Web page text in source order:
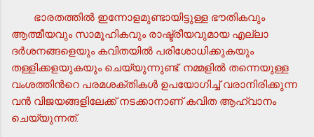
ഭാരതത്തില്‍ ഇന്നോളമുണ്ടായിട്ടുള്ള ഭൗതികവും
ആത്മീയവും സാമൂഹികവും രാഷ്ട്രീയവുമായ എല്ലാ
ദര്‍ശനങ്ങളെയും കവിതയില്‍ പരിശോധിക്കുകയും
തള്ളിക്കളയുകയും ചെയ്യുന്നുണ്ട്. നമ്മളില്‍ തന്നെയുള്ള
വംശത്തിന്‍റെ പരമശക്തികള്‍ ഉപയോഗിച്ച് വരാനിരിക്കുന്ന
വന്‍ വിജയങ്ങളിലേക്ക് നടക്കാനാണ് കവിത ആഹ്വാനം
ചെയ്യുന്നത്.